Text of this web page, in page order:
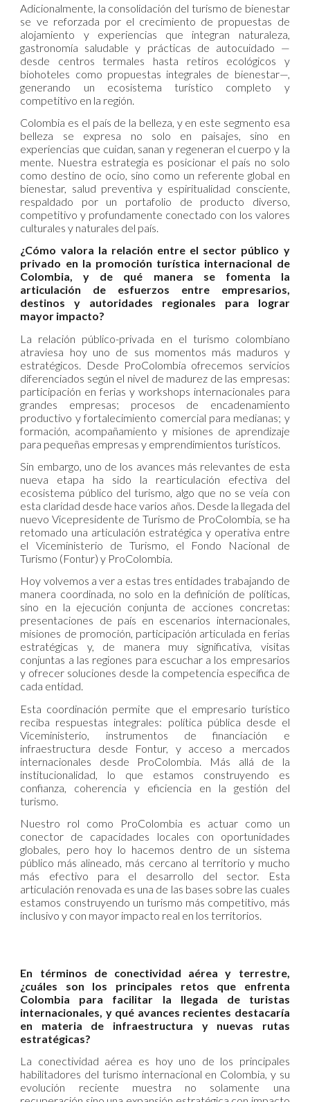
Adicionalmente, la consolidación del turismo de bienestar
se ve reforzada por el crecimiento de propuestas de
alojamiento y experiencias que integran naturaleza,
gastronomía saludable y prácticas de autocuidado —
desde centros termales hasta retiros ecológicos y
biohoteles como propuestas integrales de bienestar—,
generando un ecosistema turístico completo y
competitivo en la región.
Colombia es el país de la belleza, y en este segmento esa
belleza se expresa no solo en paisajes, sino en
experiencias que cuidan, sanan y regeneran el cuerpo y la
mente. Nuestra estrategia es posicionar el país no solo
como destino de ocio, sino como un referente global en
bienestar, salud preventiva y espiritualidad consciente,
respaldado por un portafolio de producto diverso,
competitivo y profundamente conectado con los valores
culturales y naturales del país.
¿Cómo valora la relación entre el sector público y
privado en la promoción turística internacional de
Colombia, y de qué manera se fomenta la
articulación de esfuerzos entre empresarios,
destinos y autoridades regionales para lograr
mayor impacto?
La relación público-privada en el turismo colombiano
atraviesa hoy uno de sus momentos más maduros y
estratégicos. Desde ProColombia ofrecemos servicios
diferenciados según el nivel de madurez de las empresas:
participación en ferias y workshops internacionales para
grandes empresas; procesos de encadenamiento
productivo y fortalecimiento comercial para medianas; y
formación, acompañamiento y misiones de aprendizaje
para pequeñas empresas y emprendimientos turísticos.
Sin embargo, uno de los avances más relevantes de esta
nueva etapa ha sido la rearticulación efectiva del
ecosistema público del turismo, algo que no se veía con
esta claridad desde hace varios años. Desde la llegada del
nuevo Vicepresidente de Turismo de ProColombia, se ha
retomado una articulación estratégica y operativa entre
el Viceministerio de Turismo, el Fondo Nacional de
Turismo (Fontur) y ProColombia.
Hoy volvemos a ver a estas tres entidades trabajando de
manera coordinada, no solo en la definición de políticas,
sino en la ejecución conjunta de acciones concretas:
presentaciones de país en escenarios internacionales,
misiones de promoción, participación articulada en ferias
estratégicas y, de manera muy significativa, visitas
conjuntas a las regiones para escuchar a los empresarios
y ofrecer soluciones desde la competencia específica de
cada entidad.
Esta coordinación permite que el empresario turístico
reciba respuestas integrales: política pública desde el
Viceministerio, instrumentos de financiación e
infraestructura desde Fontur, y acceso a mercados
internacionales desde ProColombia. Más allá de la
institucionalidad, lo que estamos construyendo es
confianza, coherencia y eficiencia en la gestión del
turismo.
Nuestro rol como ProColombia es actuar como un
conector de capacidades locales con oportunidades
globales, pero hoy lo hacemos dentro de un sistema
público más alineado, más cercano al territorio y mucho
más efectivo para el desarrollo del sector. Esta
articulación renovada es una de las bases sobre las cuales
estamos construyendo un turismo más competitivo, más
inclusivo y con mayor impacto real en los territorios.
En términos de conectividad aérea y terrestre,
¿cuáles son los principales retos que enfrenta
Colombia para facilitar la llegada de turistas
internacionales, y qué avances recientes destacaría
en materia de infraestructura y nuevas rutas
estratégicas?
La conectividad aérea es hoy uno de los principales
habilitadores del turismo internacional en Colombia, y su
evolución reciente muestra no solamente una